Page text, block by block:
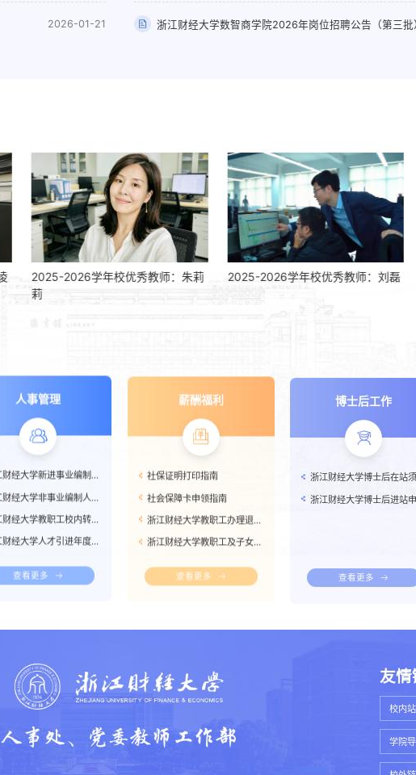
2026-01-21 浙江财经大学数智商学院2026年岗位招聘公告（第三批
年校优秀教师：朱莉
2025-2026学年校优秀教师：刘磊 2025-2026学
人事管理
大学新进事业编制教职工报到须知
经大学非事业编制人员报到流程
经大学教职工校内转岗工作流程
大学人才引进年度计划确定流程图
查看更多
薪酬福利
社保证明打印指南
社会保障卡申领指南
浙江财经大学教职工办理退休手续工作指南
浙江财经大学教职工及子女统筹省级医疗保险相关事宜工作指南
查看更多
博士后工作
浙江财经大学博士后在站
浙江财经大学博士后进站申请流程(2019.5更新）
查看更多
友情
校内
学院